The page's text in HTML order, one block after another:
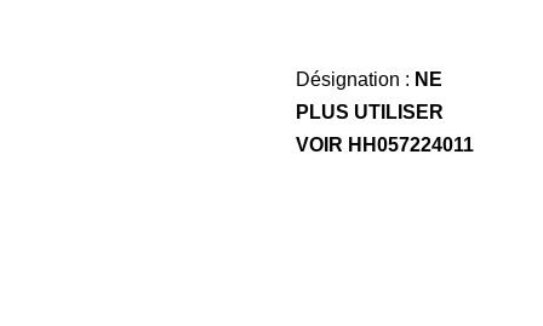
Désignation : NE
PLUS UTILISER
VOIR HH057224011